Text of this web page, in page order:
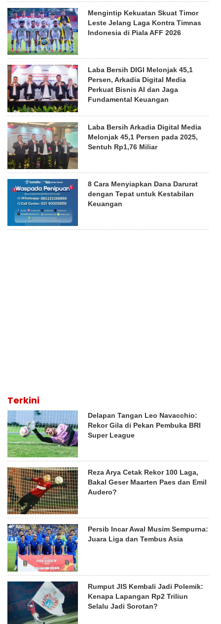
Mengintip Kekuatan Skuat Timor
Leste Jelang Laga Kontra Timnas
Indonesia di Piala AFF 2026
Laba Bersih DIGI Melonjak 45,1
Persen, Arkadia Digital Media
Perkuat Bisnis AI dan Jaga
Fundamental Keuangan
Laba Bersih Arkadia Digital Media
Melonjak 45,1 Persen pada 2025,
Sentuh Rp1,76 Miliar
8 Cara Menyiapkan Dana Darurat
dengan Tepat untuk Kestabilan
Keuangan
Terkini
Delapan Tangan Leo Navacchio:
Rekor Gila di Pekan Pembuka BRI
Super League
Reza Arya Cetak Rekor 100 Laga,
Bakal Geser Maarten Paes dan Emil
Audero?
Persib Incar Awal Musim Sempurna:
Juara Liga dan Tembus Asia
Rumput JIS Kembali Jadi Polemik:
Kenapa Lapangan Rp2 Triliun
Selalu Jadi Sorotan?